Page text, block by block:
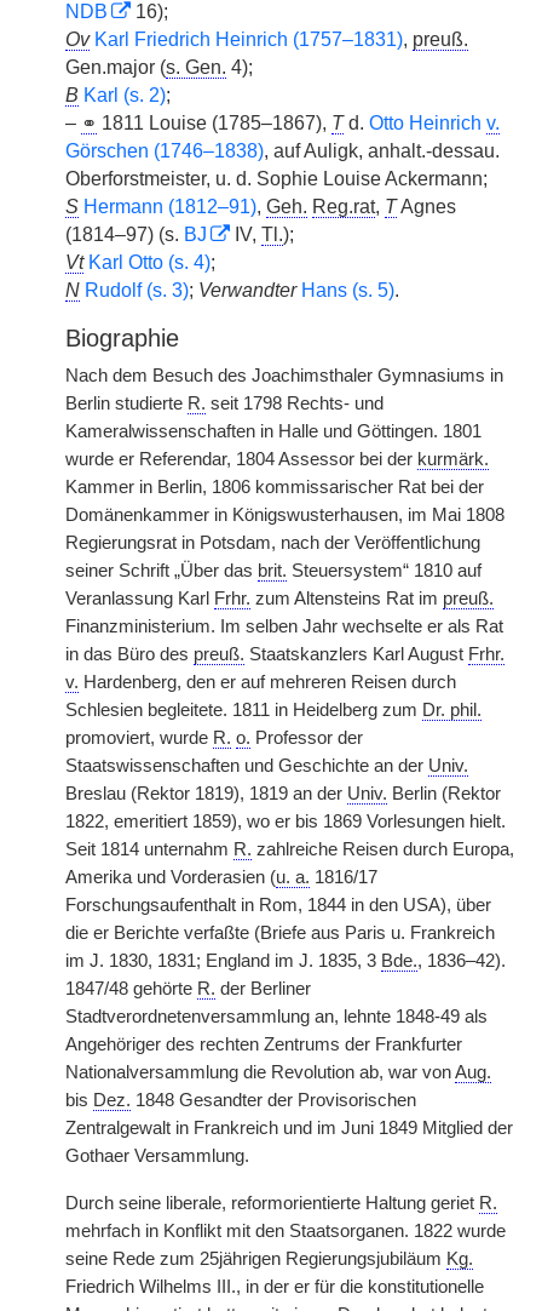
NDB
16);
Ov Karl Friedrich Heinrich (1757–1831), preuß.
Gen.major (s. Gen. 4);
B Karl (s. 2);
– ⚭ 1811 Louise (1785–1867), Td. Otto Heinrich v.
Görschen (1746–1838), auf Auligk, anhalt.-dessau.
Oberforstmeister, u. d. Sophie Louise Ackermann;
S Hermann (1812–91), Geh. Reg.rat, TAgnes
(1814–97) (s. BJ IV, Tl.);
Vt Karl Otto (s. 4);
N Rudolf (s. 3); Verwandter Hans (s. 5).
Biographie
Nach dem Besuch des Joachimsthaler Gymnasiums in
Berlin studierte R. seit 1798 Rechts- und
Kameralwissenschaften in Halle und Göttingen. 1801
wurde er Referendar, 1804 Assessor bei der kurmärk.
Kammer in Berlin, 1806 kommissarischer Rat bei der
Domänenkammer in Königswusterhausen, im Mai 1808
Regierungsrat in Potsdam, nach der Veröffentlichung
seiner Schrift „Über das brit. Steuersystem“ 1810 auf
Veranlassung Karl Frhr. zum Altensteins Rat im preuß.
Finanzministerium. Im selben Jahr wechselte er als Rat
in das Büro des preuß. Staatskanzlers Karl August Frhr.
v. Hardenberg, den er auf mehreren Reisen durch
Schlesien begleitete. 1811 in Heidelberg zum Dr. phil.
promoviert, wurde R. o. Professor der
Staatswissenschaften und Geschichte an der Univ.
Breslau (Rektor 1819), 1819 an der Univ. Berlin (Rektor
1822, emeritiert 1859), wo er bis 1869 Vorlesungen hielt.
Seit 1814 unternahm R. zahlreiche Reisen durch Europa,
Amerika und Vorderasien (u. a. 1816/17
Forschungsaufenthalt in Rom, 1844 in den USA), über
die er Berichte verfaßte (Briefe aus Paris u. Frankreich
im J. 1830, 1831; England im J. 1835, 3 Bde., 1836–42).
1847/48 gehörte R. der Berliner
Stadtverordnetenversammlung an, lehnte 1848-49 als
Angehöriger des rechten Zentrums der Frankfurter
Nationalversammlung die Revolution ab, war vonAug.
bis Dez. 1848 Gesandter der Provisorischen
Zentralgewalt in Frankreich und im Juni 1849 Mitglied der
Gothaer Versammlung.
Durch seine liberale, reformorientierte Haltung geriet R.
mehrfach in Konflikt mit den Staatsorganen. 1822 wurde
seine Rede zum 25jährigen Regierungsjubiläum Kg.
Friedrich Wilhelms III., in der er für die konstitutionelle